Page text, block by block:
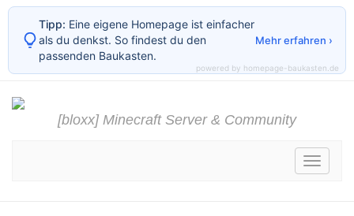
[bloxx] Minecraft Server & Community
Toggle
Tipp: Eine eigene Homepage ist einfacher
als du denkst. So findest du den
passenden Baukasten.
Mehr erfahren ›
powered by homepage-baukasten.de